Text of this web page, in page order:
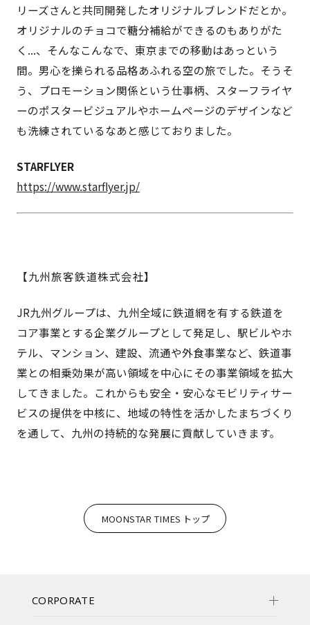
リーズさんと共同開発したオリジナルブレンドだとか。
オリジナルのチョコで糖分補給ができるのもありがた
く...、そんなこんなで、東京までの移動はあっという
間。男心を擽られる品格あふれる空の旅でした。そうそ
う、プロモーション関係という仕事柄、スターフライヤ
ーのポスタービジュアルやホームページのデザインなど
も洗練されているなあと感じておりました。
STARFLYER
https://www.starflyer.jp/
【九州旅客鉄道株式会社】
JR九州グループは、九州全域に鉄道網を有する鉄道を
コア事業とする企業グループとして発足し、駅ビルやホ
テル、マンション、建設、流通や外食事業など、鉄道事
業との相乗効果が高い領域を中心にその事業領域を拡大
してきました。これからも安全・安心なモビリティサー
ビスの提供を中核に、地域の特性を活かしたまちづくり
を通して、九州の持続的な発展に貢献していきます。
MOONSTAR TIMES トップ
CORPORATE